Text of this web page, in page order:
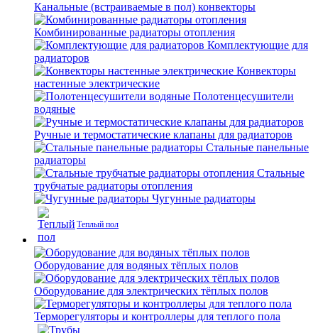
Канальные (встраиваемые в пол) конвекторы
Комбинированные радиаторы отопления
Комплектующие для
радиаторов
Конвекторы
настенные электрические
Полотенцесушители
водяные
Ручные и термостатические клапаны для радиаторов
Стальные панельные
радиаторы
Стальные
трубчатые радиаторы отопления
Чугунные радиаторы
Теплый пол
Оборудование для водяных тёплых полов
Оборудование для электрических тёплых полов
Терморегуляторы и контроллеры для теплого пола